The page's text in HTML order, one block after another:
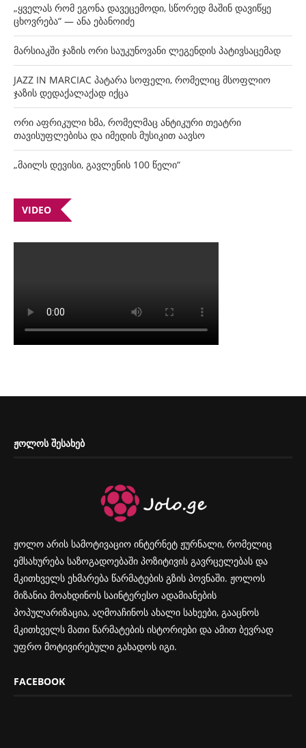
„ყველას რომ ეგონა დავეცემოდი, სწორედ მაშინ დავიწყე
ცხოვრება“ — ანა ებანოიძე
მარსიაკში ჯაზის ორი საუკუნოვანი ლეგენდის პატივსაცემად
JAZZ IN MARCIAC პატარა სოფელი, რომელიც მსოფლიო
ჯაზის დედაქალაქად იქცა
ორი აფრიკული ხმა, რომელმაც ანტიკური თეატრი
თავისუფლებისა და იმედის მუსიკით აავსო
„მაილს დევისი, გავლენის 100 წელი“
VIDEO
ᲟᲝᲚᲝᲡ ᲨᲔᲡᲐᲮᲔᲑ
ჟოლო არის სამოტივაციო ინტერნეტ ჟურნალი, რომელიც
ემსახურება საზოგადოებაში პოზიტივის გავრცელებას და
მკითხველს ეხმარება წარმატების გზის პოვნაში. ჟოლოს
მიზანია მოახდინოს საინტერესო ადამიანების
პოპულარიზაცია, აღმოაჩინოს ახალი სახეები, გააცნოს
მკითხველს მათი წარმატების ისტორიები და ამით ბევრად
უფრო მოტივირებული გახადოს იგი.
FACEBOOK